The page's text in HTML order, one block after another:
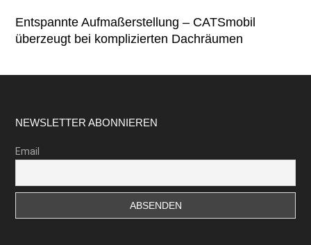
Entspannte Aufmaßerstellung – CATSmobil
überzeugt bei komplizierten Dachräumen
Footer
NEWSLETTER ABONNIEREN
Email